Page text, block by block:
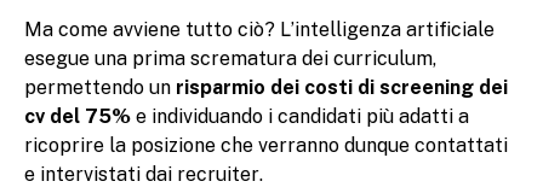
Ma come avviene tutto ciò? L’intelligenza artificiale
esegue una prima scrematura dei curriculum,
permettendo un risparmio dei costi di screening dei
cv del 75% e individuando i candidati più adatti a
ricoprire la posizione che verranno dunque contattati
e intervistati dai recruiter.